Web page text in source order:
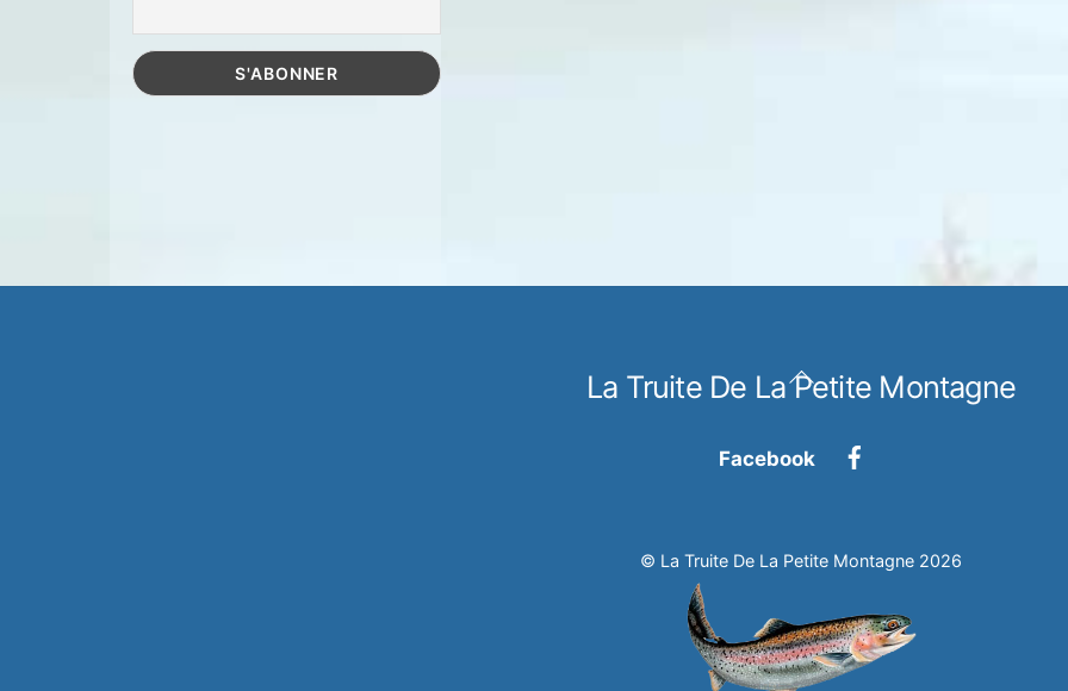
Back
To
La Truite De La Petite Montagne
Facebook
© La Truite De La Petite Montagne 2026